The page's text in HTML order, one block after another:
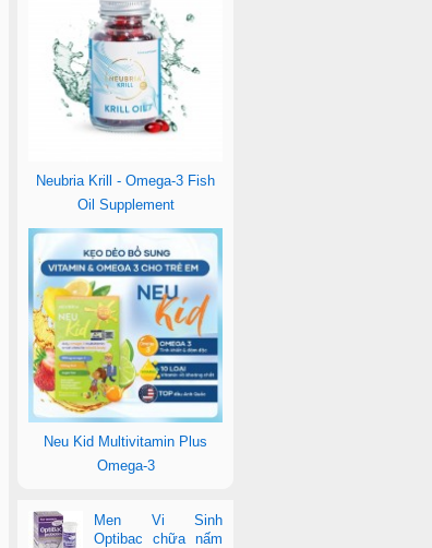
Neubria Krill - Omega-3 Fish
Oil Supplement
Neu Kid Multivitamin Plus
Omega-3
Men Vi Sinh
Optibac chữa nấm